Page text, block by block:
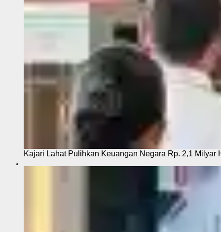
Kajari Lahat Pulihkan Keuangan Negara Rp. 2,1 Milyar